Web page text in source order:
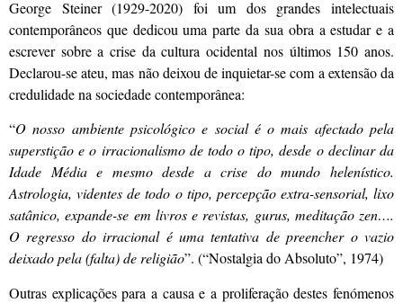
George Steiner (1929-2020) foi um dos grandes intelectuais
contemporâneos que dedicou uma parte da sua obra a estudar e a
escrever sobre a crise da cultura ocidental nos últimos 150 anos.
Declarou-se ateu, mas não deixou de inquietar-se com a extensão da
credulidade na sociedade contemporânea:
“O nosso ambiente psicológico e social é o mais afectado pela
superstição e o irracionalismo de todo o tipo, desde o declinar da
Idade Média e mesmo desde a crise do mundo helenístico.
Astrologia, videntes de todo o tipo, percepção extra-sensorial, lixo
satânico, expande-se em livros e revistas, gurus, meditação zen….
O regresso do irracional é uma tentativa de preencher o vazio
deixado pela (falta) de religião”. (“Nostalgia do Absoluto”, 1974)
Outras explicações para a causa e a proliferação destes fenómenos